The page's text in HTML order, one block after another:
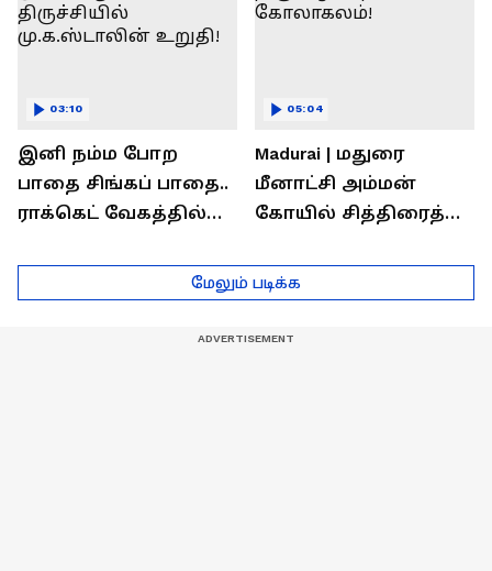
இனி நம்ம போற
பாதை சிங்கப் பாதை..
ராக்கெட் வேகத்தில்
திருச்சியில்
மு.க.ஸ்டாலின் உறுதி!
03:10
Madurai | மதுரை
மீனாட்சி அம்மன்
கோயில் சித்திரைத்
கோலாகலம்!
05:04
மேலும் படிக்க